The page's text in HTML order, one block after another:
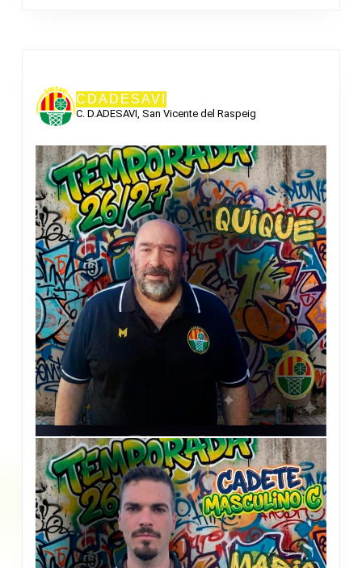
CDADESAVI
C. D.ADESAVI, San Vicente del Raspeig